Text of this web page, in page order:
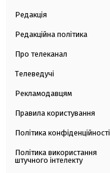
Редакція
Редакційна політика
Про телеканал
Телеведучі
Рекламодавцям
Правила користування
Політика конфіденційності
Політика використання
штучного інтелекту